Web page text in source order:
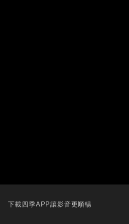
下載四季APP讓影音更順暢